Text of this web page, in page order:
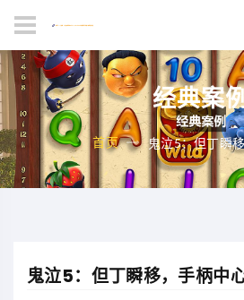
经典案
首页 鬼泣5：但丁瞬
鬼泣5：但丁瞬移，手柄中